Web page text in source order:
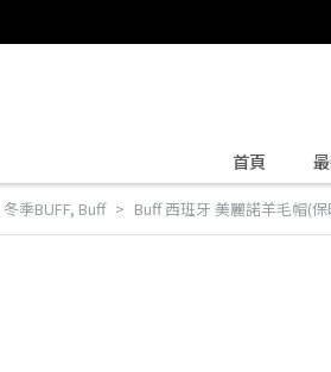
首頁
冬季BUFF, Buff Buff 西班牙 美麗諾羊毛帽(